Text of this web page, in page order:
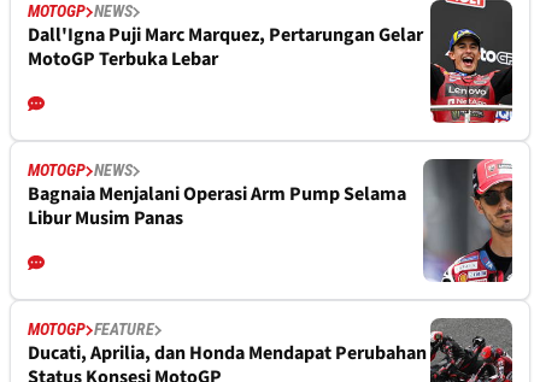
MOTOGP NEWS
Dall'Igna Puji Marc Marquez, Pertarungan Gelar
MotoGP Terbuka Lebar
MOTOGP NEWS
Bagnaia Menjalani Operasi Arm Pump Selama
Libur Musim Panas
MOTOGP FEATURE
Ducati, Aprilia, dan Honda Mendapat Perubahan